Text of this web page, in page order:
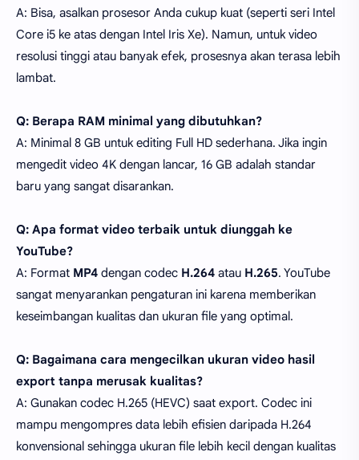
A: Bisa, asalkan prosesor Anda cukup kuat (seperti seri Intel
Core i5 ke atas dengan Intel Iris Xe). Namun, untuk video
resolusi tinggi atau banyak efek, prosesnya akan terasa lebih
lambat.
Q: Berapa RAM minimal yang dibutuhkan?
A: Minimal 8 GB untuk editing Full HD sederhana. Jika ingin
mengedit video 4K dengan lancar, 16 GB adalah standar
baru yang sangat disarankan.
Q: Apa format video terbaik untuk diunggah ke
YouTube?
A: Format MP4 dengan codec H.264 atau H.265. YouTube
sangat menyarankan pengaturan ini karena memberikan
keseimbangan kualitas dan ukuran file yang optimal.
Q: Bagaimana cara mengecilkan ukuran video hasil
export tanpa merusak kualitas?
A: Gunakan codec H.265 (HEVC) saat export. Codec ini
mampu mengompres data lebih efisien daripada H.264
konvensional sehingga ukuran file lebih kecil dengan kualitas